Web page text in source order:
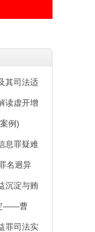
其司法适
读虚开增
例)
息罪疑难
名迥异
沉淀与贿
——曹
罪司法实